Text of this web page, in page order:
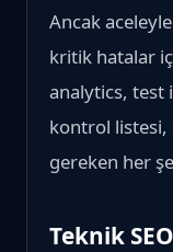
Ancak
kritik hatalar
analytics, test
kontrol listesi,
gereken her
Teknik